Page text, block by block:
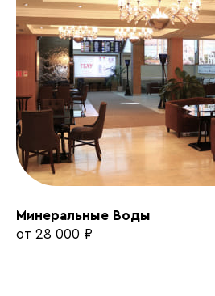
Минеральные Воды
от 28 000 ₽